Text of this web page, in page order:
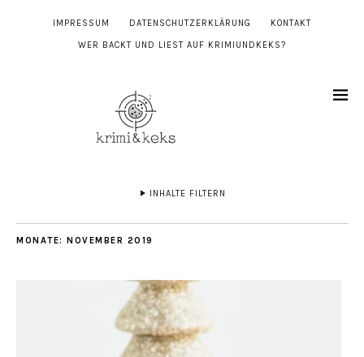
IMPRESSUM DATENSCHUTZERKLÄRUNG KONTAKT
WER BACKT UND LIEST AUF KRIMIUNDKEKS?
INHALTE FILTERN
MONATE: NOVEMBER 2019